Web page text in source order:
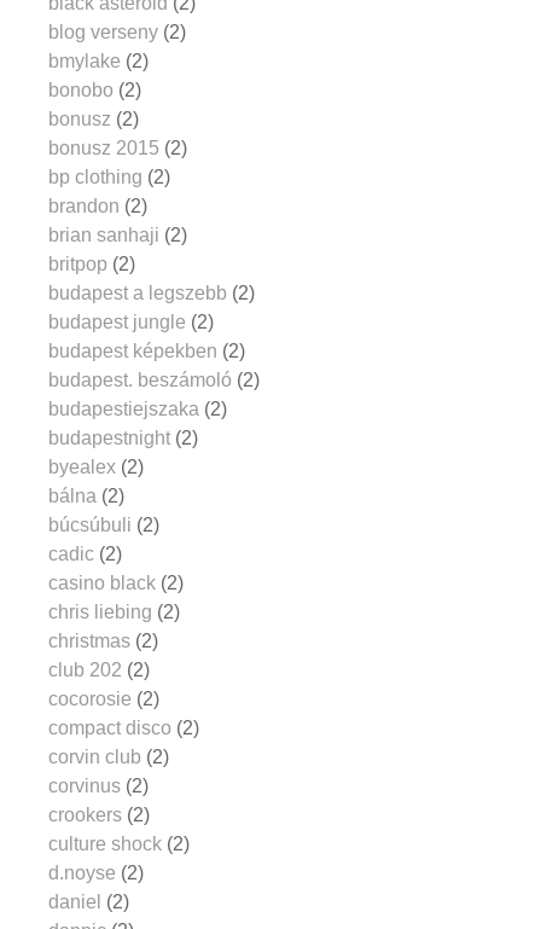
blog verseny (2)
bmylake (2)
bonobo (2)
bonusz (2)
bonusz 2015 (2)
bp clothing (2)
brandon (2)
brian sanhaji (2)
britpop (2)
budapest a legszebb (2)
budapest jungle (2)
budapest képekben (2)
budapest. beszámoló (2)
budapestiejszaka (2)
budapestnight (2)
byealex (2)
bálna (2)
búcsúbuli (2)
cadic (2)
casino black (2)
chris liebing (2)
christmas (2)
club 202 (2)
cocorosie (2)
compact disco (2)
corvin club (2)
corvinus (2)
crookers (2)
culture shock (2)
d.noyse (2)
daniel (2)